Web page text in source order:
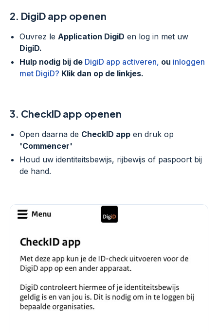
2. DigiD app openen
Ouvrez le Application DigiD en log in met uw
DigiD.
Hulp nodig bij de DigiD app activeren, ou inloggen
met DigiD? Klik dan op de linkjes.
3. CheckID app openen
Open daarna de CheckID app en druk op
'Commencer'
Houd uw identiteitsbewijs, rijbewijs of paspoort bij
de hand.